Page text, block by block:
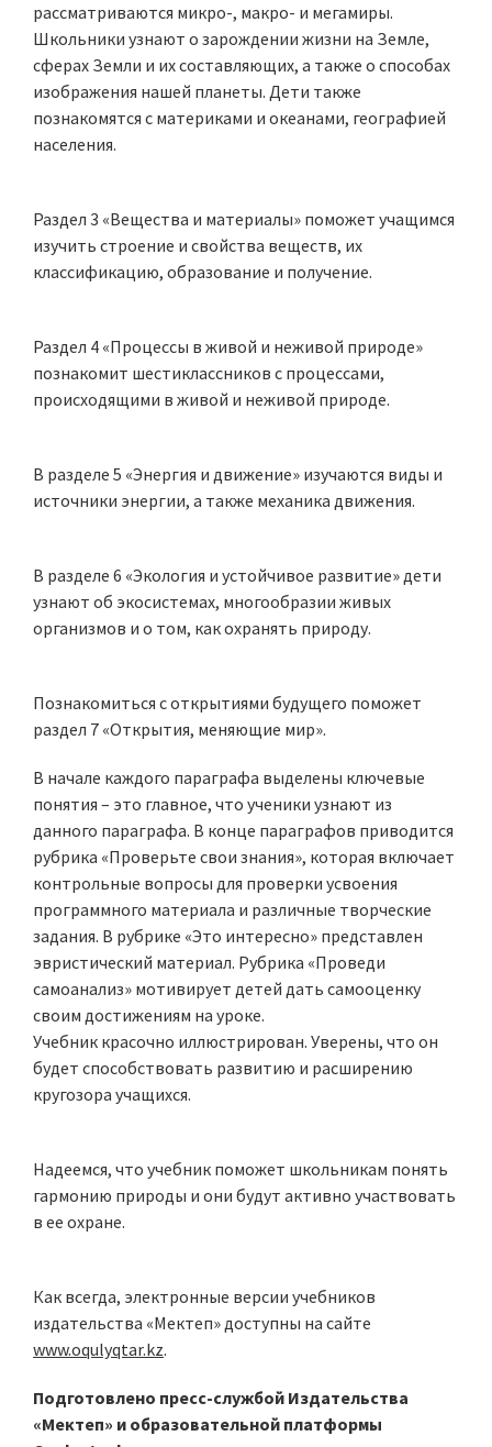
рассматриваются микро-, макро- и мегамиры.
Школьники узнают о зарождении жизни на Земле,
сферах Земли и их составляющих, а также о способах
изображения нашей планеты. Дети также
познакомятся с материками и океанами, географией
населения.
Раздел 3 «Вещества и материалы» поможет учащимся
изучить строение и свойства веществ, их
классификацию, образование и получение.
Раздел 4 «Процессы в живой и неживой природе»
познакомит шестиклассников с процессами,
происходящими в живой и неживой природе.
В разделе 5 «Энергия и движение» изучаются виды и
источники энергии, а также механика движения.
В разделе 6 «Экология и устойчивое развитие» дети
узнают об экосистемах, многообразии живых
организмов и о том, как охранять природу.
Познакомиться с открытиями будущего поможет
раздел 7 «Открытия, меняющие мир».
В начале каждого параграфа выделены ключевые
понятия – это главное, что ученики узнают из
данного параграфа. В конце параграфов приводится
рубрика «Проверьте свои знания», которая включает
контрольные вопросы для проверки усвоения
программного материала и различные творческие
задания. В рубрике «Это интересно» представлен
эвристический материал. Рубрика «Проведи
самоанализ» мотивирует детей дать самооценку
своим достижениям на уроке.
Учебник красочно иллюстрирован. Уверены, что он
будет способствовать развитию и расширению
кругозора учащихся.
Надеемся, что учебник поможет школьникам понять
гармонию природы и они будут активно участвовать
в ее охране.
Как всегда, электронные версии учебников
издательства «Мектеп» доступны на сайте
www.oqulyqtar.kz.
Подготовлено пресс-службой Издательства
«Мектеп» и образовательной платформы